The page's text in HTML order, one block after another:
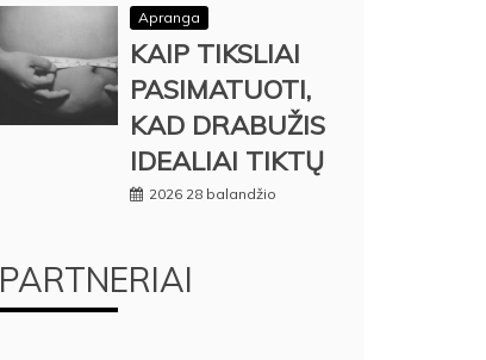
Apranga
KAIP TIKSLIAI
PASIMATUOTI,
KAD DRABUŽIS
IDEALIAI TIKTŲ
2026 28 balandžio
PARTNERIAI